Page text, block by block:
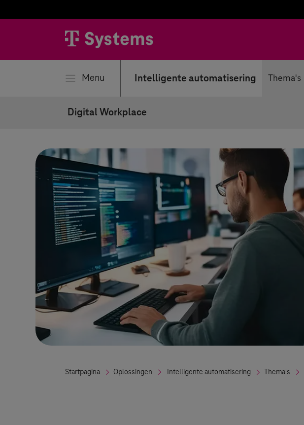
Menu Intelligente automatisering Thema's
Digital Workplace
Startpagina Oplossingen Intelligente automatisering Thema's